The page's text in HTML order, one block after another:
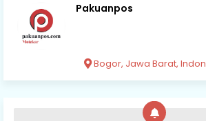
Pakuanpos
Bogor, Jawa Barat,